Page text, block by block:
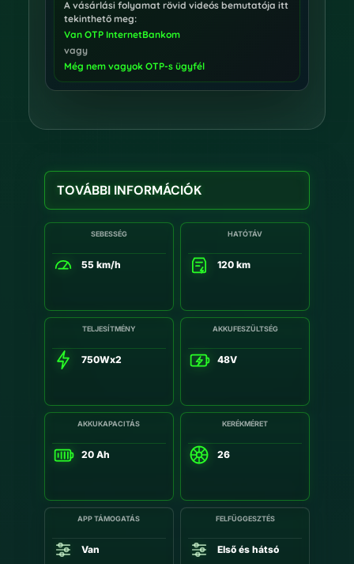
A vásárlási folyamat rövid videós bemutatója itt
tekinthető meg:
Van OTP InternetBankom
vagy
Még nem vagyok OTP-s ügyfél
TOVÁBBI INFORMÁCIÓK
SEBESSÉG
55 km/h
HATÓTÁV
120 km
TELJESÍTMÉNY
750Wx2
AKKUFESZÜLTSÉG
48V
AKKUKAPACITÁS
20 Ah
KERÉKMÉRET
26
APP TÁMOGATÁS
Van
FELFÜGGESZTÉS
Első és hátsó